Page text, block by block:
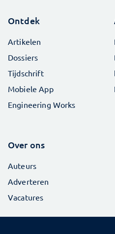
Ontdek
Artikelen
Dossiers
Tijdschrift
Mobiele App
Engineering Works
Over ons
Auteurs
Adverteren
Vacatures